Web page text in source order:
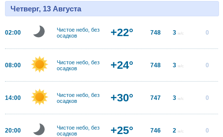
Четверг, 13 Августа
02:00
Чистое небо, без
осадков
+22° 748 3 м/с 0
08:00
Чистое небо, без
осадков
+24° 748 3 м/с 0
14:00
Чистое небо, без
осадков
+30° 747 3 м/с 0
20:00
Чистое небо, без
осадков
+25° 746 2 м/с 0